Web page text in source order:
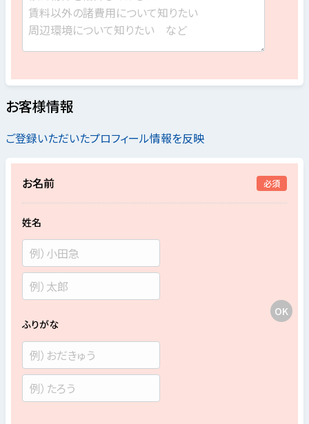
お客様情報
ご登録いただいたプロフィール情報を反映
お名前 必須
姓名
ふりがな